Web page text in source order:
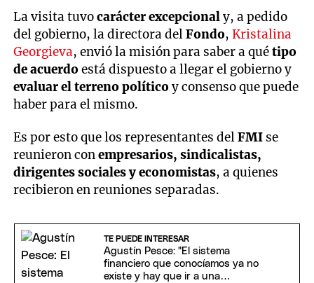
La visita tuvocarácter excepcionaly, a pedido
del gobierno, la directora delFondo,Kristalina
Georgieva, envió la misión para saber a quétipo
de acuerdoestá dispuesto a llegar el gobierno y
evaluar el terreno políticoy consenso que puede
haber para el mismo.
Es por esto que los representantes delFMI se
reunieron conempresarios, sindicalistas,
dirigentes sociales y economistas, a quienes
recibieron en reuniones separadas.
TE PUEDE INTERESAR
Agustín Pesce: "El sistema
financiero que conocíamos ya no
existe y hay que ir a una